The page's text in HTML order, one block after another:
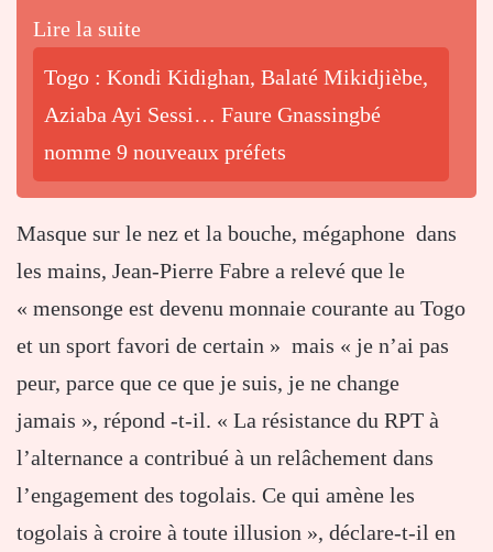
Lire la suite
Togo : Kondi Kidighan, Balaté Mikidjièbe,
Aziaba Ayi Sessi… Faure Gnassingbé
nomme 9 nouveaux préfets
Masque sur le nez et la bouche, mégaphone dans
les mains, Jean-Pierre Fabre a relevé que le
« mensonge est devenu monnaie courante au Togo
et un sport favori de certain » mais « je n’ai pas
peur, parce que ce que je suis, je ne change
jamais », répond -t-il. « La résistance du RPT à
l’alternance a contribué à un relâchement dans
l’engagement des togolais. Ce qui amène les
togolais à croire à toute illusion », déclare-t-il en